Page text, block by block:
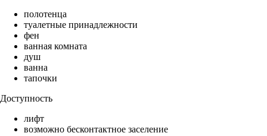
полотенца
туалетные принадлежности
фен
ванная комната
душ
ванна
тапочки
Доступность
лифт
возможно бесконтактное заселение